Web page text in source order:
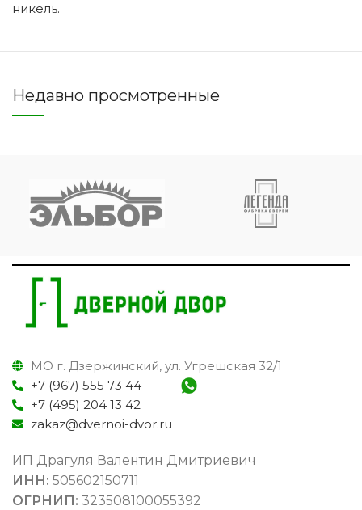
никель.
Недавно просмотренные
МО г. Дзержинский, ул. Угрешская 32/1
+7 (967) 555 73 44
+7 (495) 204 13 42
zakaz@dvernoi-dvor.ru
ИП Драгуля Валентин Дмитриевич
ИНН: 505602150711
ОГРНИП: 323508100055392